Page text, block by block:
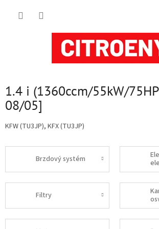
P
o
s
t
a
í
n
1.4 i (1360ccm/55kW/
08/05]
KFW (TU3JP), KFX (TU3JP)
Brzdový systém
Filtry